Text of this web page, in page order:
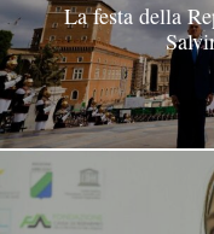
La festa della